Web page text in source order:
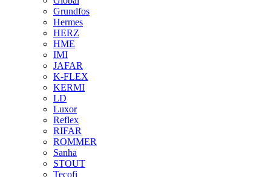
Grundfos
Hermes
HERZ
HME
IMI
JAFAR
K-FLEX
KERMI
LD
Luxor
Reflex
RIFAR
ROMMER
Sanha
STOUT
Tecofi